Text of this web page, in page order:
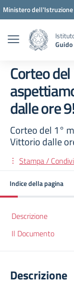
Vai ai contenuti
Vai al menu di
Vai al footer
Ministero dell'Istruzione
Guido
Corteo
dalle ore
Corteo del 1°
Vittorio dalle
Stampa /
Indice della pagina
Descrizione
Il Documento
Descrizione